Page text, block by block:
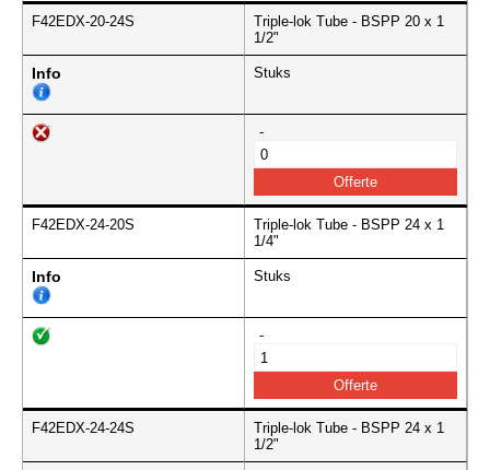
F42EDX-20-24S
Triple-lok Tube - BSPP 20 x 1
1/2"
Info Stuks
-
F42EDX-24-20S
Triple-lok Tube - BSPP 24 x 1
1/4"
Info Stuks
-
F42EDX-24-24S
Triple-lok Tube - BSPP 24 x 1
1/2"